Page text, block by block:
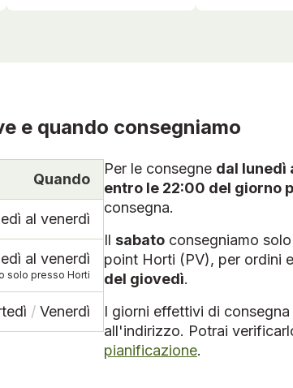
e quando consegniamo
Quando
al venerdì
al venerdì
solo presso Horti
/ Venerdì
Per le consegne dal lunedì
entro le 22:00 del giorno
consegna.
Il sabato consegniamo
point Horti (PV), per ordini
del giovedì.
I giorni effettivi di
all'indirizzo. Potrai
pianificazione.